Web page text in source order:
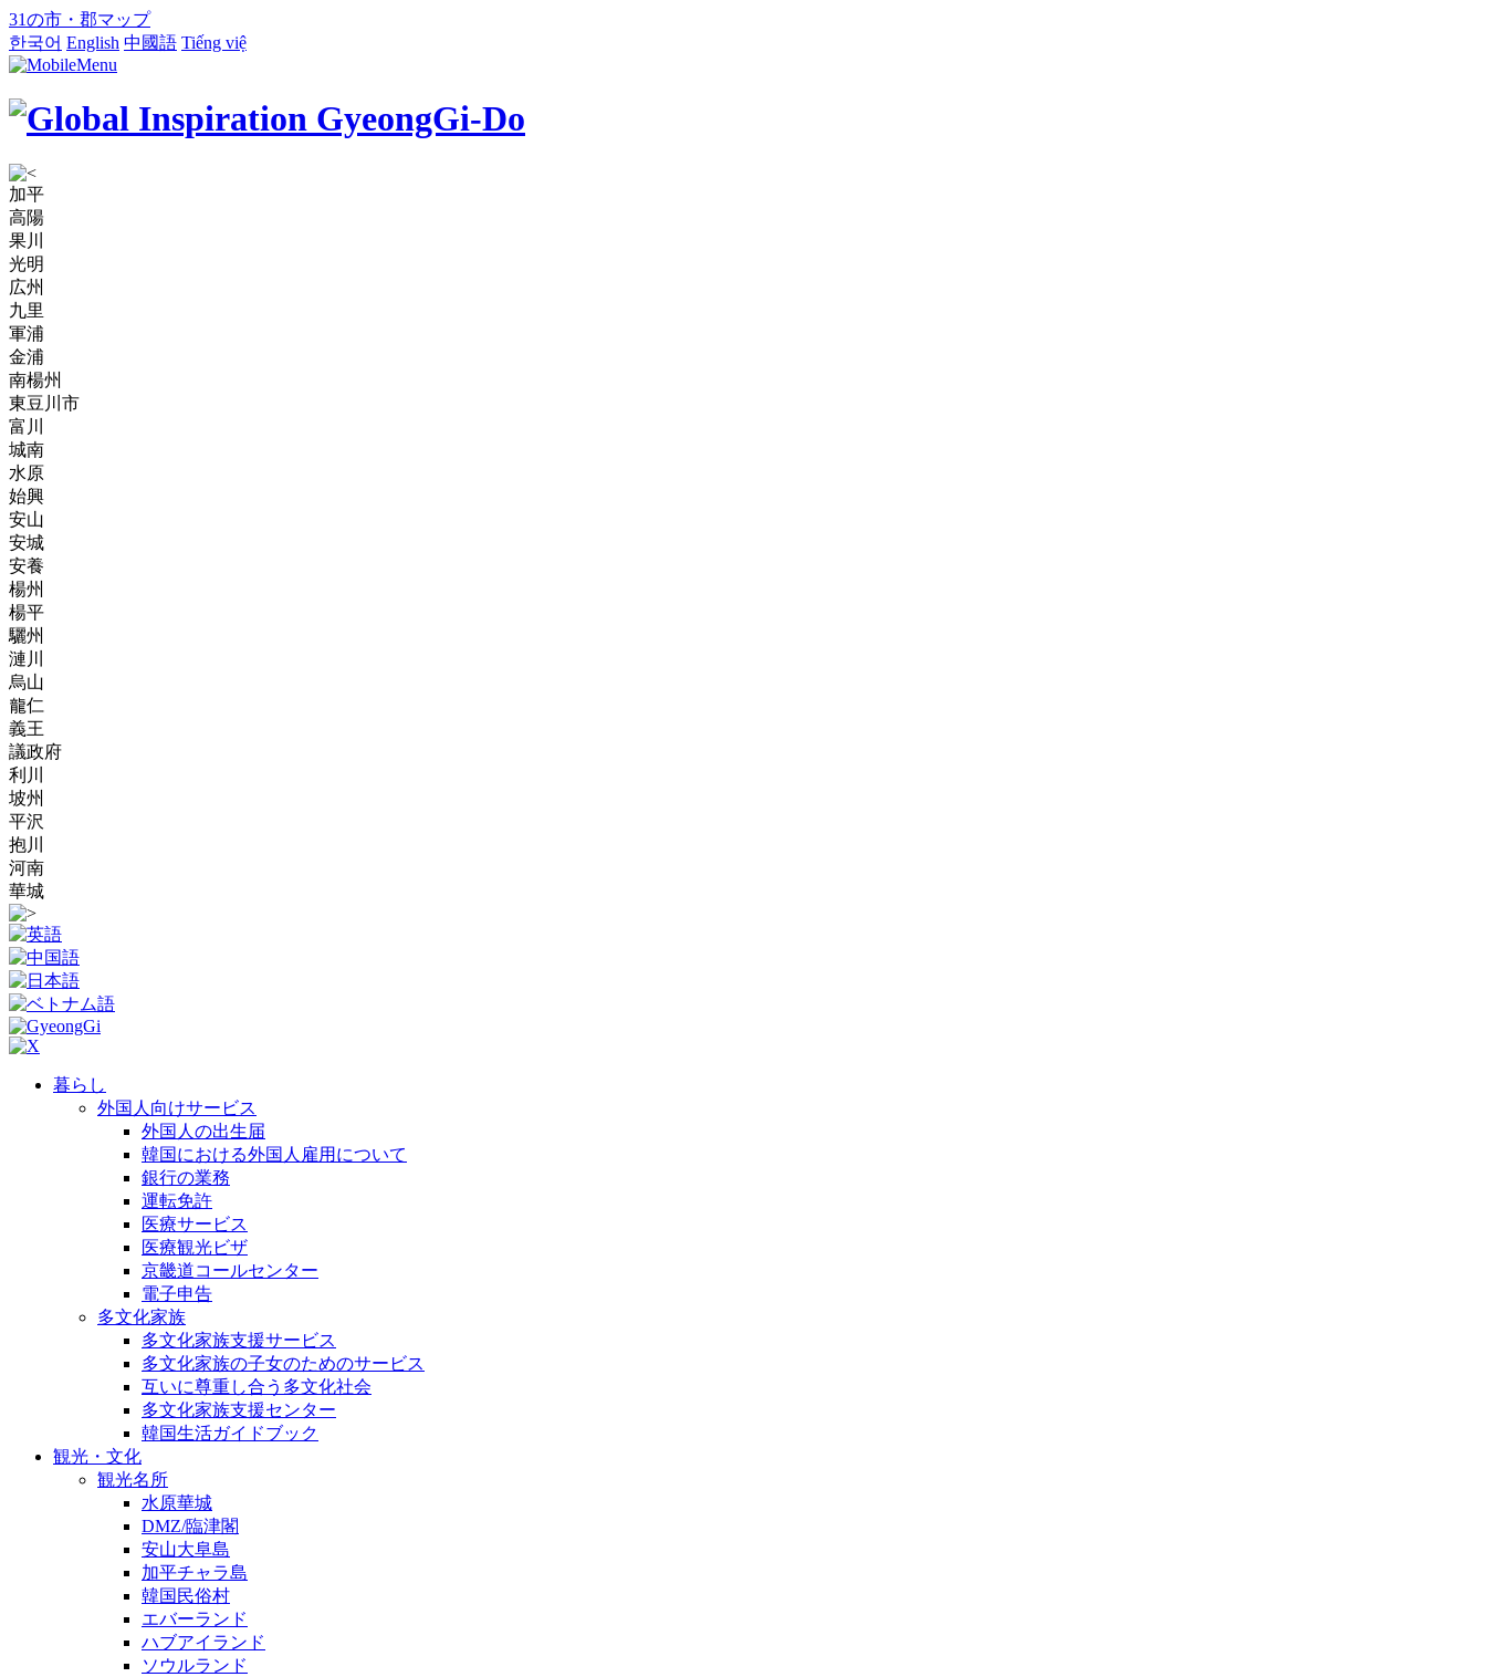
31の市・郡マップ
한국어 English 中國語 Tiếng việ
加平
高陽
果川
光明
広州
九里
軍浦
金浦
南楊州
東豆川市
富川
城南
水原
始興
安山
安城
安養
楊州
楊平
驪州
漣川
烏山
龍仁
義王
議政府
利川
坡州
平沢
抱川
河南
華城
暮らし
外国人向けサービス
外国人の出生届
韓国における外国人雇用について
銀行の業務
運転免許
医療サービス
医療観光ビザ
京畿道コールセンター
電子申告
多文化家族
多文化家族支援サービス
多文化家族の子女のためのサービス
互いに尊重し合う多文化社会
多文化家族支援センター
韓国生活ガイドブック
観光・文化
観光名所
水原華城
DMZ/臨津閣
安山大阜島
加平チャラ島
韓国民俗村
エバーランド
ハブアイランド
ソウルランド